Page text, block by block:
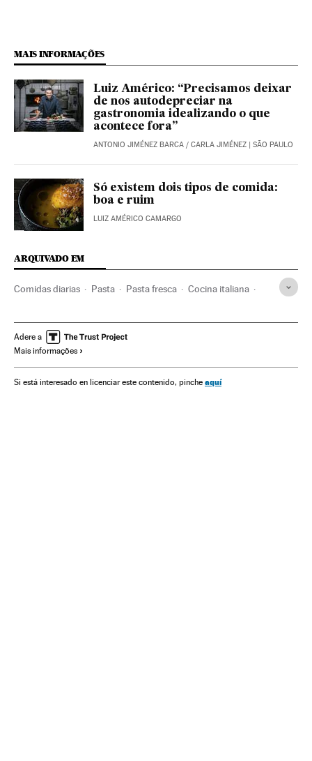
MAIS INFORMAÇÕES
Luiz Américo: “Precisamos deixar
de nos autodepreciar na
gastronomia idealizando o que
acontece fora”
ANTONIO JIMÉNEZ BARCA / CARLA JIMÉNEZ | SÃO PAULO
Só existem dois tipos de comida:
boa e ruim
LUIZ AMÉRICO CAMARGO
ARQUIVADO EM
Comidas diarias Pasta Pasta fresca Cocina italiana
Manteca
Adere a
Mais informações
Si está interesado en licenciar este contenido, pinche aquí